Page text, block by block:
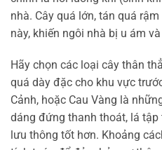
nhà. Cây quá lớn, tán quá
này, khiến ngôi nhà bị u ám
Hãy chọn các loại cây thân
quá dày đặc cho khu vực
Cảnh, hoặc Cau Vàng là
dáng đứng thanh thoát, lá
lưu thông tốt hơn. Khoảng